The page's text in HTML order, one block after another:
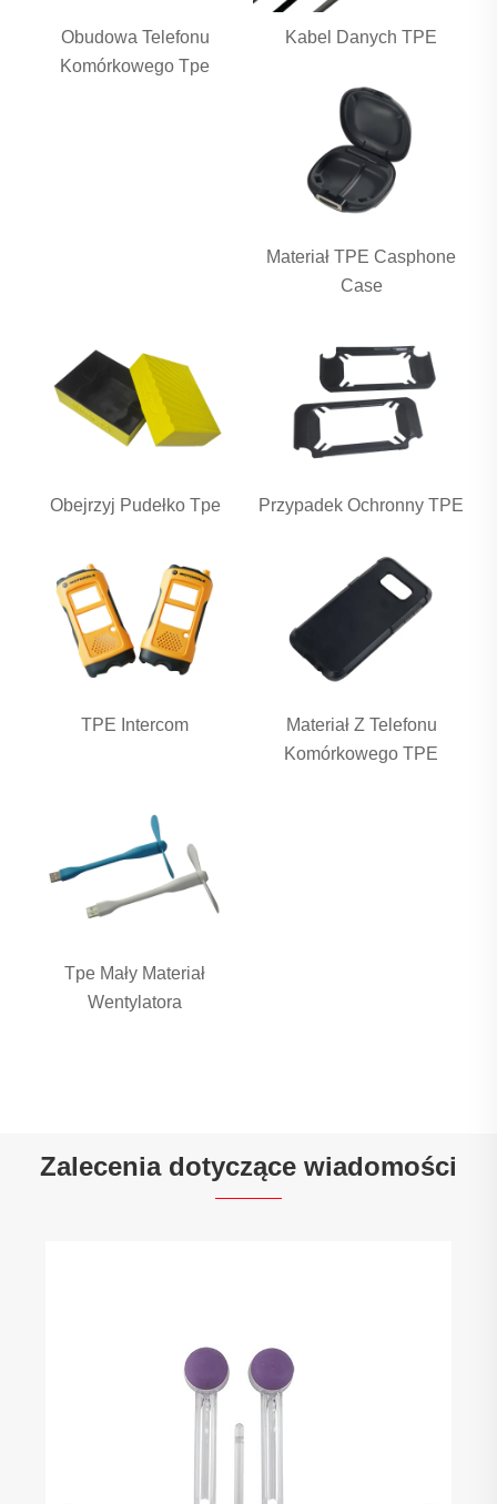
Obudowa Telefonu
Komórkowego Tpe
Kabel Danych TPE
Materiał TPE Casphone
Case
Obejrzyj Pudełko Tpe Przypadek Ochronny TPE
TPE Intercom
Materiał Z Telefonu
Komórkowego TPE
Tpe Mały Materiał
Wentylatora
Zalecenia dotyczące wiadomości